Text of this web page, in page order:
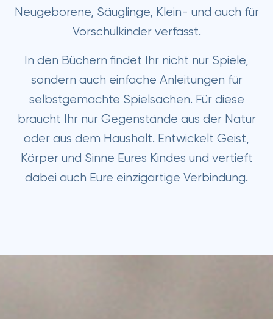
Neugeborene, Säuglinge, Klein- und auch für
Vorschulkinder verfasst.
In den Büchern findet Ihr nicht nur Spiele,
sondern auch einfache Anleitungen für
selbstgemachte Spielsachen. Für diese
braucht Ihr nur Gegenstände aus der Natur
oder aus dem Haushalt. Entwickelt Geist,
Körper und Sinne Eures Kindes und vertieft
dabei auch Eure einzigartige Verbindung.